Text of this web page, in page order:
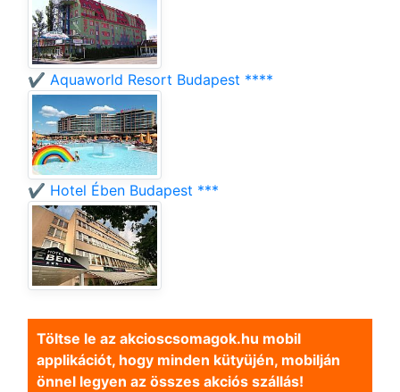
✔️ Aquaworld Resort Budapest ****
✔️ Hotel Ében Budapest ***
Töltse le az akcioscsomagok.hu mobil
applikációt, hogy minden kütyüjén, mobilján
önnel legyen az összes akciós szállás!